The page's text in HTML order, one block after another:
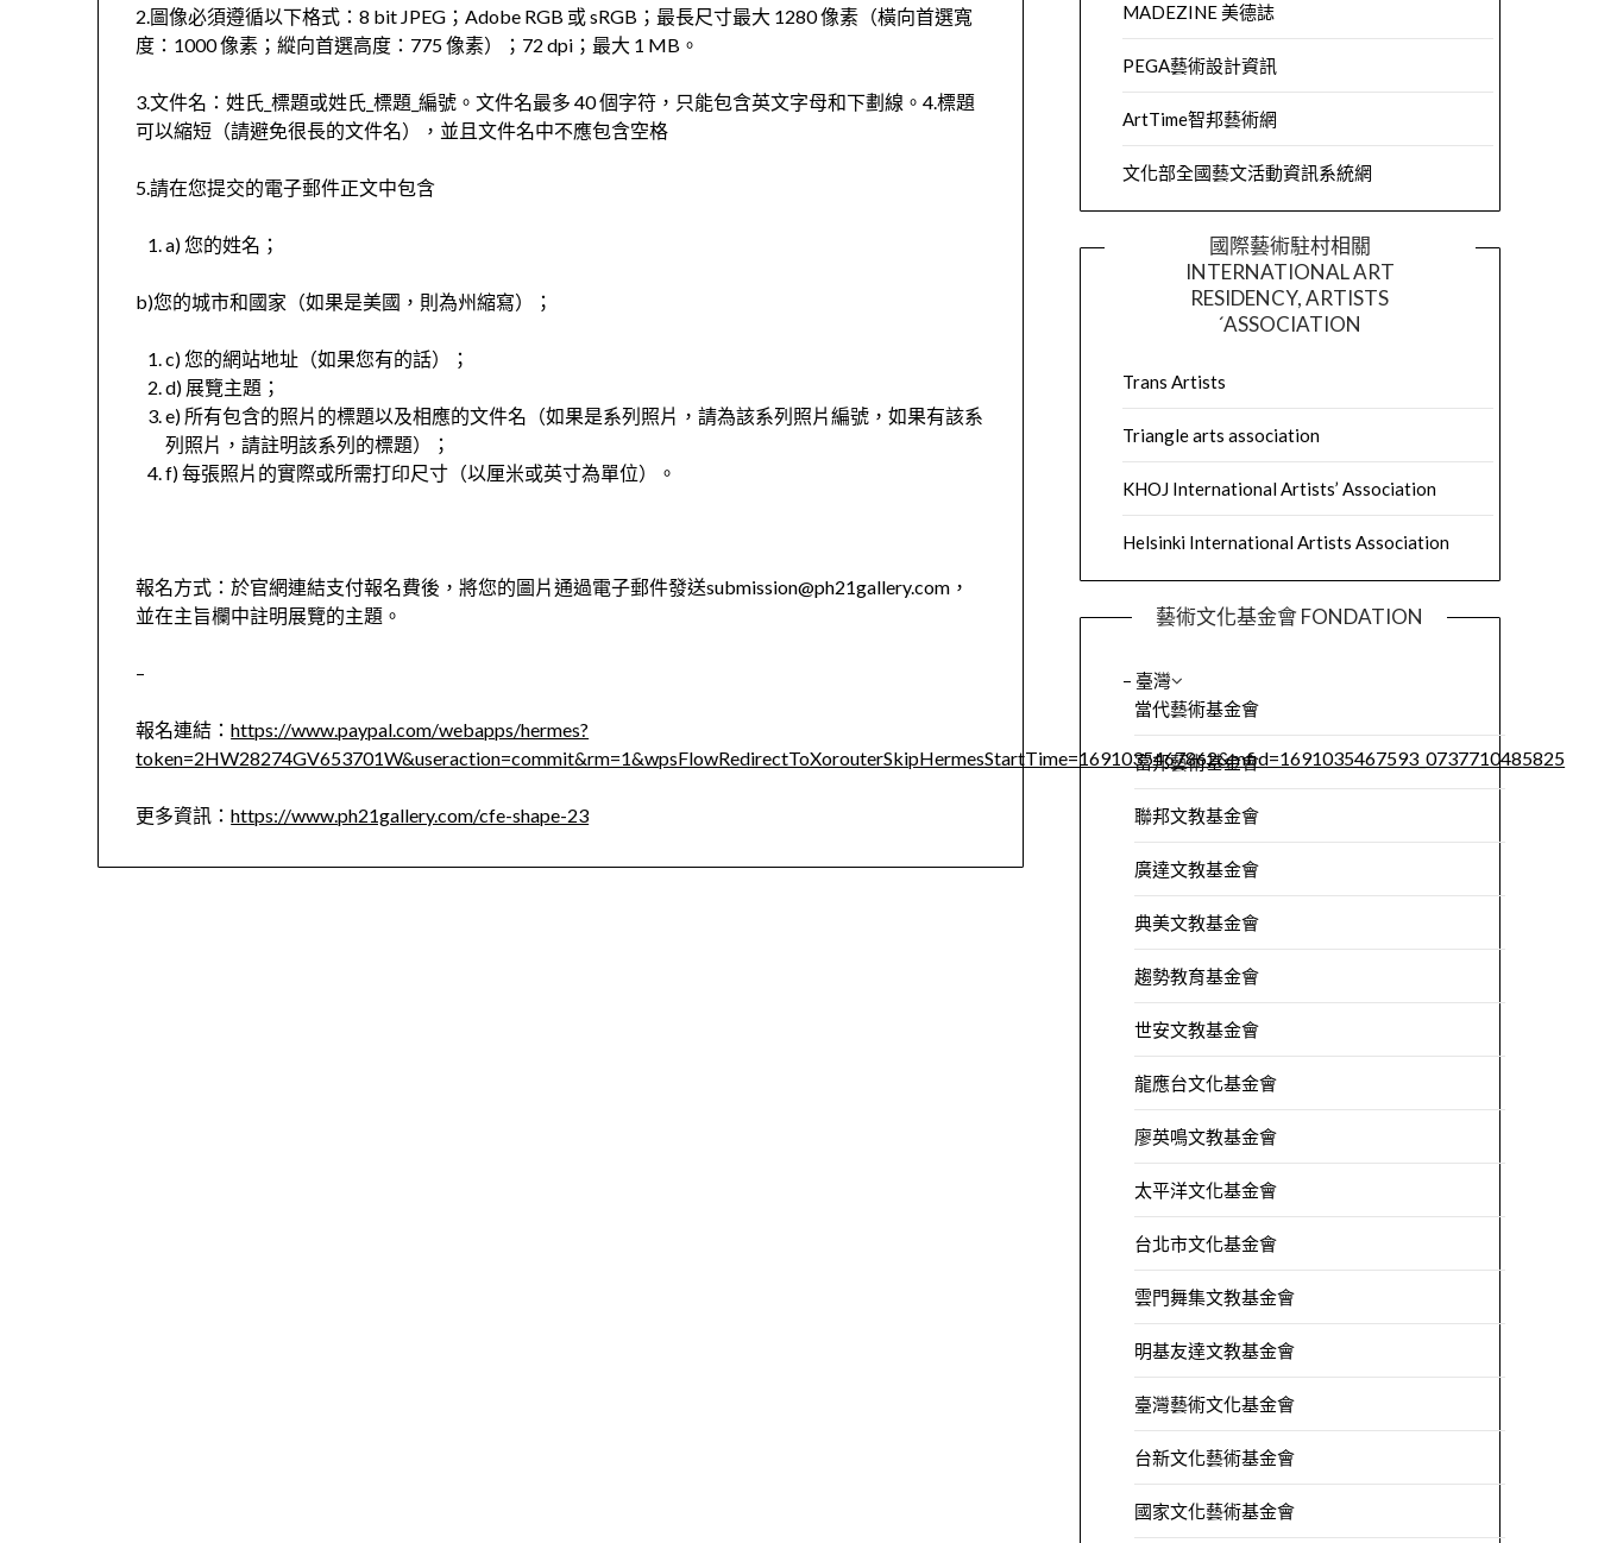
2.圖像必須遵循以下格式：8 bit JPEG；Adobe RGB 或 sRGB；最長尺寸最大 1280 像素（橫向首選寬
度：1000 像素；縱向首選高度：775 像素）；72 dpi；最大 1 MB。
3.文件名：姓氏_標題或姓氏_標題_編號。文件名最多 40 個字符，只能包含英文字母和下劃線。4.標題
可以縮短（請避免很長的文件名），並且文件名中不應包含空格
5.請在您提交的電子郵件正文中包含
a) 您的姓名；
b)您的城市和國家（如果是美國，則為州縮寫）；
c) 您的網站地址（如果您有的話）；
d) 展覽主題；
e) 所有包含的照片的標題以及相應的文件名（如果是系列照片，請為該系列照片編號，如果有該系
列照片，請註明該系列的標題）；
f) 每張照片的實際或所需打印尺寸（以厘米或英寸為單位）。
報名方式：於官網連結支付報名費後，將您的圖片通過電子郵件發送submission@ph21gallery.com，
並在主旨欄中註明展覽的主題。
–
報名連結：https://www.paypal.com/webapps/hermes?
token=2HW28274GV653701W&useraction=commit&rm=1&wpsFlowRedirectToXorouterSkipHermesStartTime=1691035467862&mfid=1691035467593_0737710485825
更多資訊：https://www.ph21gallery.com/cfe-shape-23
MADEZINE 美德誌
PEGA藝術設計資訊
ArtTime智邦藝術網
文化部全國藝文活動資訊系統網
國際藝術駐村相關
INTERNATIONAL ART
RESIDENCY, ARTISTS
´ASSOCIATION
Trans Artists
Triangle arts association
KHOJ International Artists’ Association
Helsinki International Artists Association
藝術文化基金會 FONDATION
– 臺灣
當代藝術基金會
富邦藝術基金會
聯邦文教基金會
廣達文教基金會
典美文教基金會
趨勢教育基金會
世安文教基金會
龍應台文化基金會
廖英鳴文教基金會
太平洋文化基金會
台北市文化基金會
雲門舞集文教基金會
明基友達文教基金會
臺灣藝術文化基金會
台新文化藝術基金會
國家文化藝術基金會